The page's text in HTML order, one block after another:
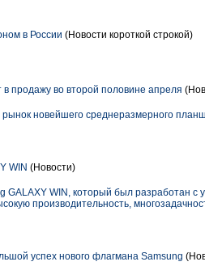
в России (Новости короткой строкой)
продажу во второй половине апреля
новейшего среднеразмерного
WIN (Новости)
WIN, который был разработан с
производительность,
успех нового флагмана Samsung